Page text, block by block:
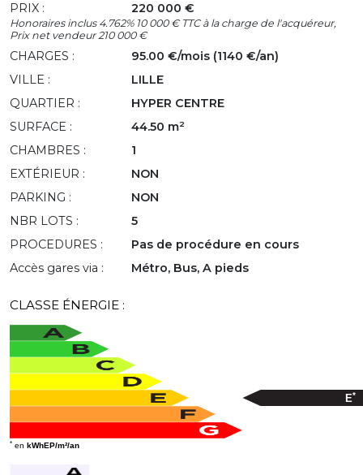
PRIX :
220 000 €
Honoraires inclus 4.762% 10 000 € TTC à la charge de l'acquéreur,
Prix net vendeur 210 000 €
CHARGES :
95.00 €/mois (1140 €/an)
VILLE :
LILLE
QUARTIER :
HYPER CENTRE
SURFACE :
44.50 m²
CHAMBRES :
1
EXTÉRIEUR :
NON
PARKING :
NON
NBR LOTS :
5
PROCEDURES :
Pas de procédure en cours
Accès gares via :
Métro, Bus, A pieds
CLASSE ÉNERGIE :
E*
* en kWhEP/m²/an